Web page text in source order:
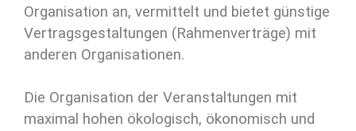
Organisation an, vermittelt und bietet günstige
Vertragsgestaltungen (Rahmenverträge) mit
anderen Organisationen.
Die Organisation der Veranstaltungen mit
maximal hohen ökologisch, ökonomisch und